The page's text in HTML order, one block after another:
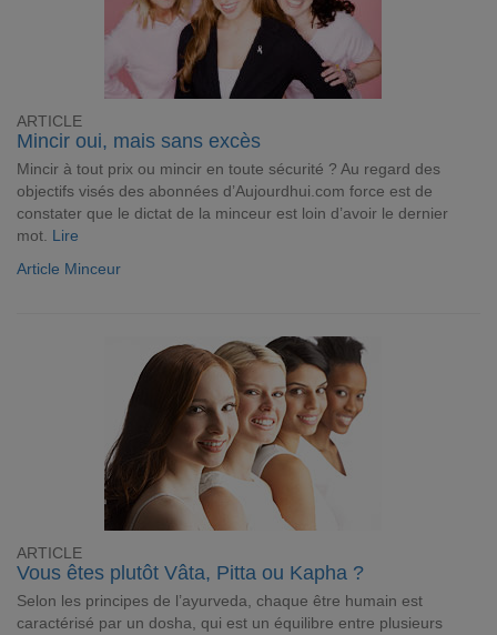
ARTICLE
Mincir oui, mais sans excès
Mincir à tout prix ou mincir en toute sécurité ? Au regard des
objectifs visés des abonnées d’Aujourdhui.com force est de
constater que le dictat de la minceur est loin d’avoir le dernier
mot. Lire
Article Minceur
ARTICLE
Vous êtes plutôt Vâta, Pitta ou Kapha ?
Selon les principes de l’ayurveda, chaque être humain est
caractérisé par un dosha, qui est un équilibre entre plusieurs